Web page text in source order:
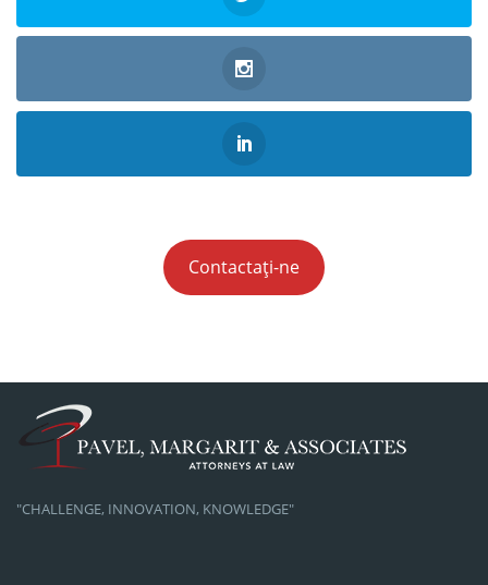
Contactați-ne
"CHALLENGE, INNOVATION, KNOWLEDGE"